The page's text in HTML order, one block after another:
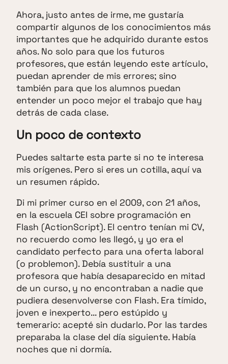
Ahora, justo antes de irme, me gustaría
compartir algunos de los conocimientos más
importantes que he adquirido durante estos
años. No solo para que los futuros
profesores, que están leyendo este artículo,
puedan aprender de mis errores; sino
también para que los alumnos puedan
entender un poco mejor el trabajo que hay
detrás de cada clase.
Un poco de contexto
Puedes saltarte esta parte si no te interesa
mis orígenes. Pero si eres un cotilla, aquí va
un resumen rápido.
Di mi primer curso en el 2009, con 21 años,
en la escuela CEI sobre programación en
Flash (ActionScript). El centro tenían mi CV,
no recuerdo como les llegó, y yo era el
candidato perfecto para una oferta laboral
(o problemon). Debía sustituir a una
profesora que había desaparecido en mitad
de un curso, y no encontraban a nadie que
pudiera desenvolverse con Flash. Era tímido,
joven e inexperto... pero estúpido y
temerario: acepté sin dudarlo. Por las tardes
preparaba la clase del día siguiente. Había
noches que ni dormía.